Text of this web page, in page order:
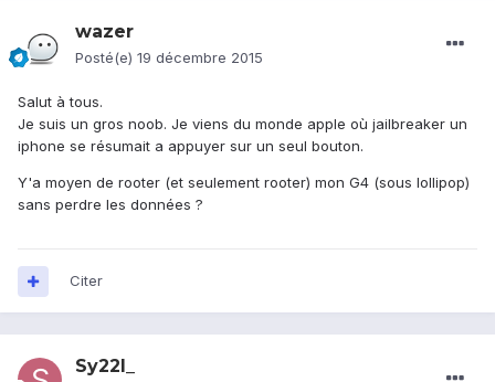
wazer
Posté(e) 19 décembre 2015
Salut à tous.
Je suis un gros noob. Je viens du monde apple où jailbreaker un
iphone se résumait a appuyer sur un seul bouton.
Y'a moyen de rooter (et seulement rooter) mon G4 (sous lollipop)
sans perdre les données ?
Citer
Sy22l_